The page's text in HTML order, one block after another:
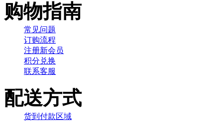
购物指南
常见问题
订购流程
注册新会员
积分兑换
联系客服
配送方式
货到付款区域